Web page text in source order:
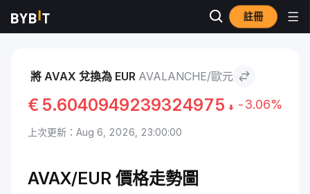
註冊
市場 Avalanche 價格 AVAX Avalanche to 歐元
將 AVAX 兌換為 EUR AVALANCHE/歐元
€ 5.6040949239324975 -3.06%
上次更新：Aug 6, 2026, 23:00:00
AVAX/EUR 價格走勢圖